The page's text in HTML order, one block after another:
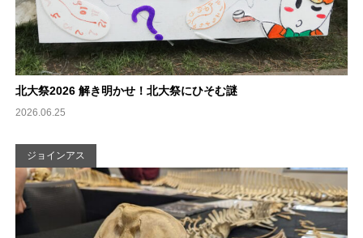
北大祭2026 解き明かせ！北大祭にひそむ謎
2026.06.25
ジョインアス